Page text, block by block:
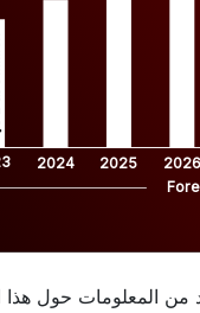
2024 2025 2026
المعلومات حول هذا